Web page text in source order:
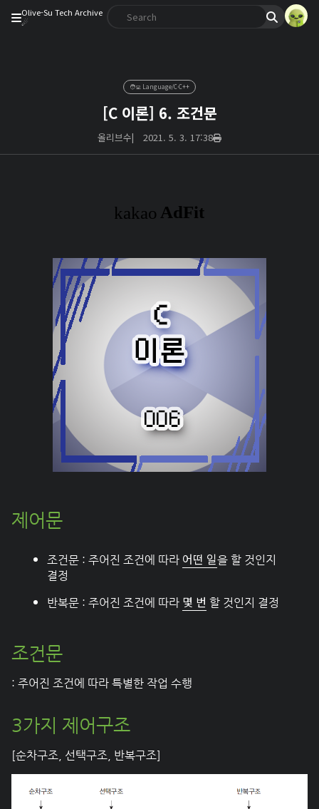
Olive-Su Tech Archive
☄︎
🧑‍💻 Language/C·C++
[C 이론] 6. 조건문
올리브수| 2021. 5. 3. 17:38
제어문
조건문 : 주어진 조건에 따라 어떤 일을 할 것인지
결정
반복문 : 주어진 조건에 따라 몇 번 할 것인지 결정
조건문
: 주어진 조건에 따라 특별한 작업 수행
3가지 제어구조
[순차구조, 선택구조, 반복구조]